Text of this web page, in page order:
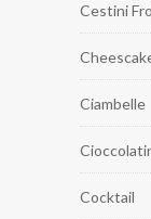
Cestini
Ciambelle
Cocktail